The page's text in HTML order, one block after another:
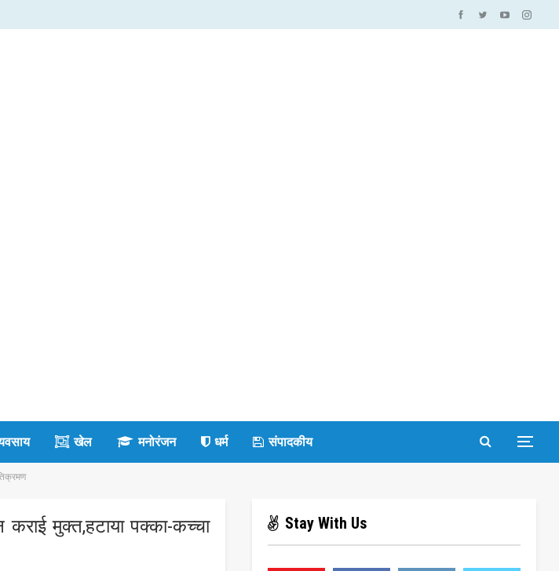
खेल मनोरंजन धर्म संपादकीय
मुक्त,हटाया पक्का-कच्चा
Stay With Us